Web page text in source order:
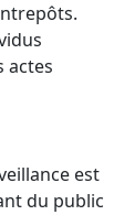
actes
est
du public